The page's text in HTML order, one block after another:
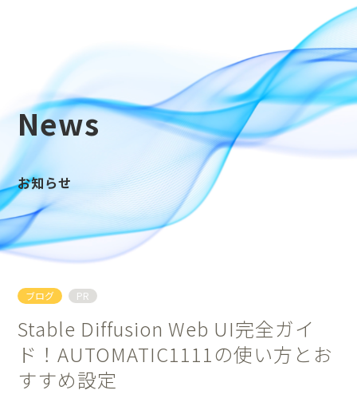
News
お知らせ
ブログ PR
Stable Diffusion Web UI完全ガイ
ド！AUTOMATIC1111の使い方とお
すすめ設定